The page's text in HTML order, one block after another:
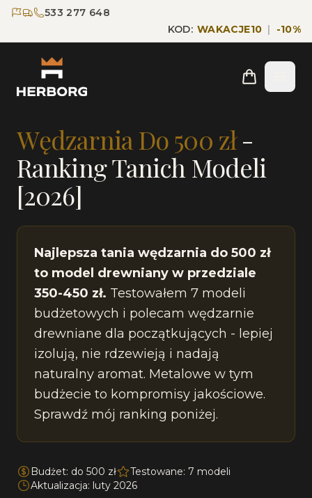
Przejdź do głównej treści
Przejdź do nawigacji
533 277 648
KOD: WAKACJE10 | -10%
Strona główna Wędzarnia Do 500 zł Ranking
Wędzarnia Do 500 zł-
Ranking Tanich Modeli
[2026]
Najlepsza tania wędzarnia do 500 zł
to model drewniany w przedziale
350-450 zł. Testowałem 7 modeli
budżetowych i polecam wędzarnie
drewniane dla początkujących - lepiej
izolują, nie rdzewieją i nadają
naturalny aromat. Metalowe w tym
budżecie to kompromisy jakościowe.
Sprawdź mój ranking poniżej.
Budżet: do 500 zł
Testowane: 7 modeli
Aktualizacja: luty 2026